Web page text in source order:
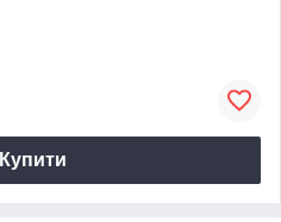
Купити